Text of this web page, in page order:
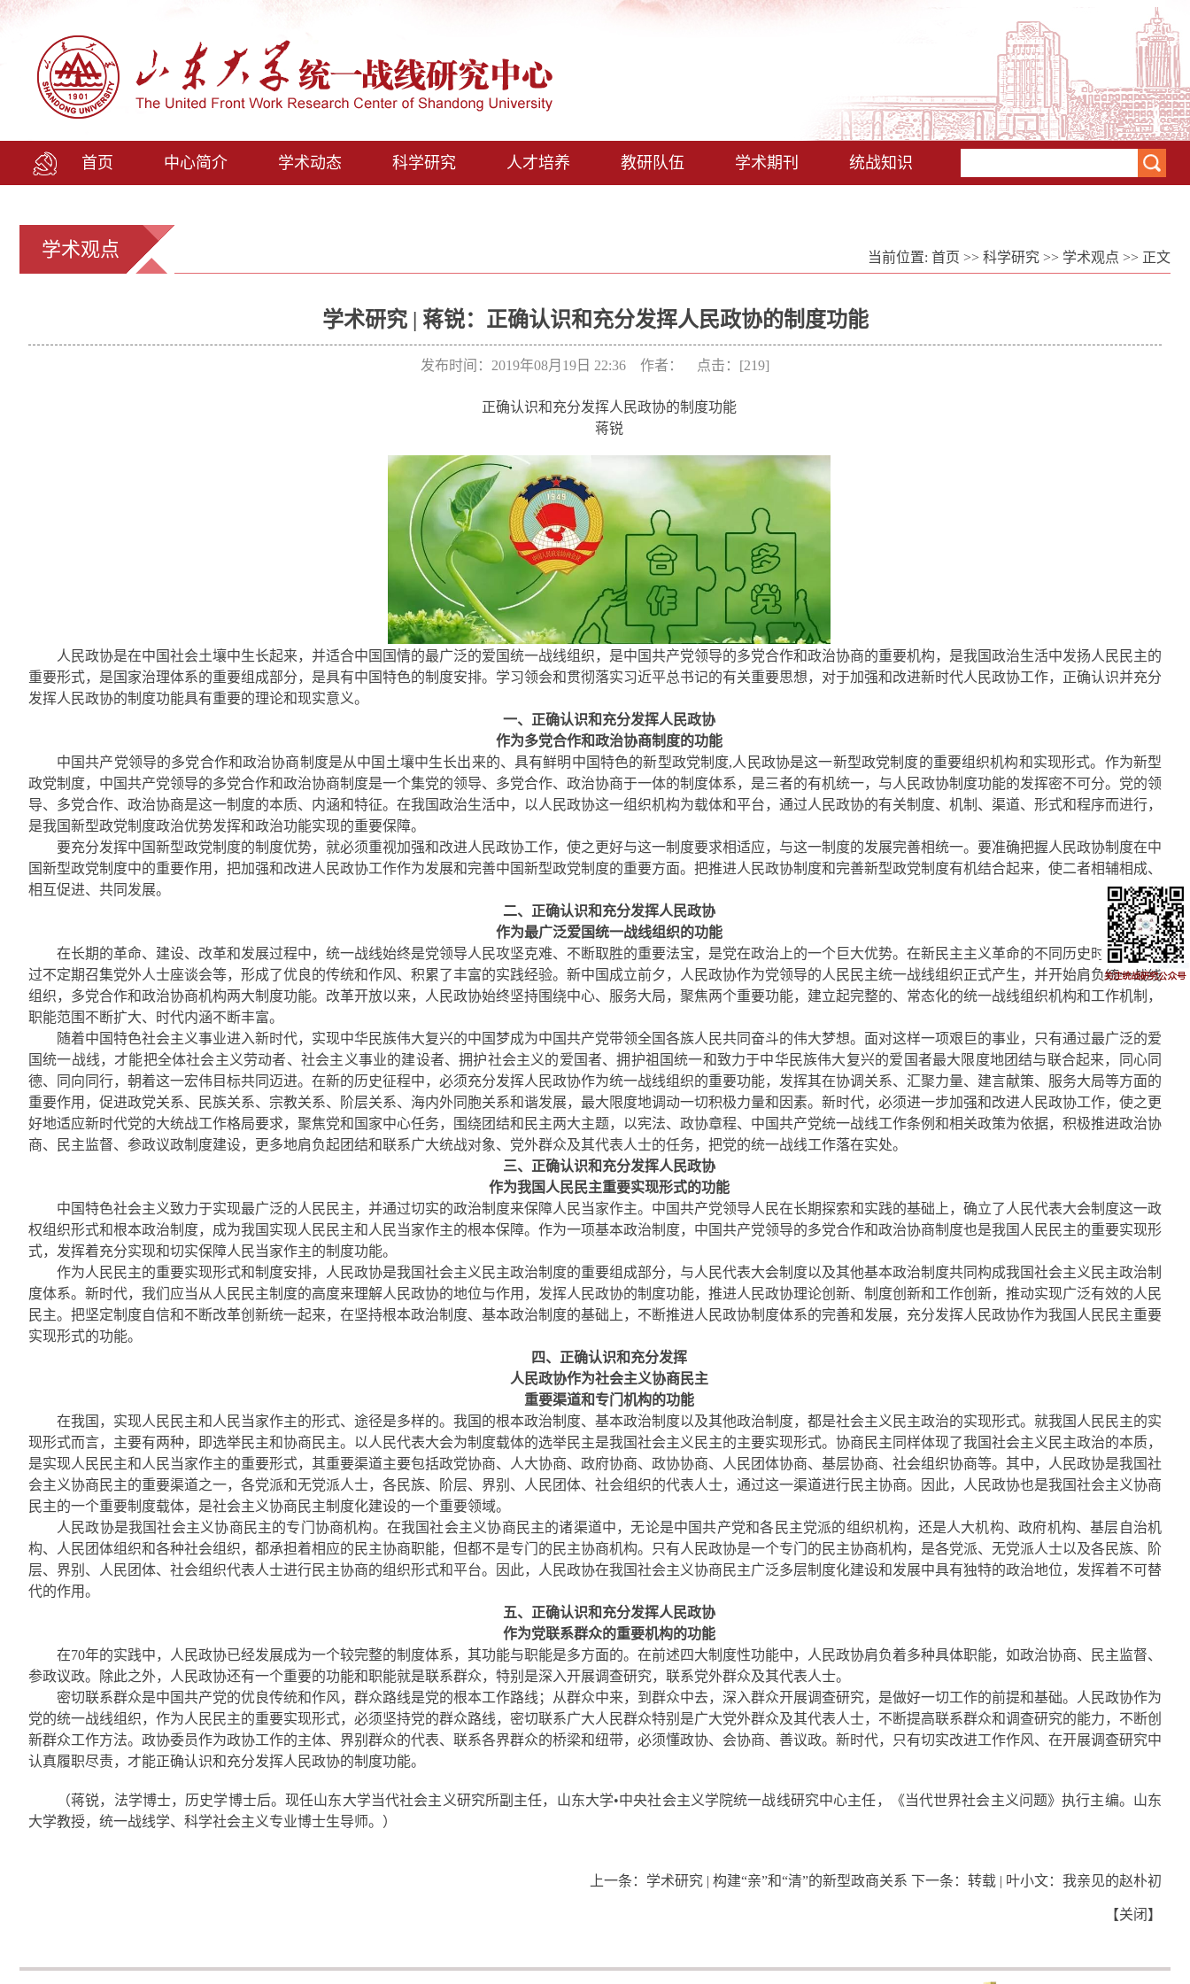
首页 中心简介 学术动态 科学研究 人才培养 教研队伍 学术期刊 统战知识
学术观点 当前位置: 首页 >> 科学研究 >> 学术观点 >> 正文
学术研究 | 蒋锐：正确认识和充分发挥人民政协的制度功能
发布时间：2019年08月19日 22:36 作者： 点击：[219]
正确认识和充分发挥人民政协的制度功能
蒋锐
人民政协是在中国社会土壤中生长起来，并适合中国国情的最广泛的爱国统一战线组织，是中国共产党领导的多党合作和政治协商的重要机构，是我国政治生活中发扬人民民主的
重要形式，是国家治理体系的重要组成部分，是具有中国特色的制度安排。学习领会和贯彻落实习近平总书记的有关重要思想，对于加强和改进新时代人民政协工作，正确认识并充分
发挥人民政协的制度功能具有重要的理论和现实意义。
一、正确认识和充分发挥人民政协
作为多党合作和政治协商制度的功能
中国共产党领导的多党合作和政治协商制度是从中国土壤中生长出来的、具有鲜明中国特色的新型政党制度,人民政协是这一新型政党制度的重要组织机构和实现形式。作为新型
政党制度，中国共产党领导的多党合作和政治协商制度是一个集党的领导、多党合作、政治协商于一体的制度体系，是三者的有机统一，与人民政协制度功能的发挥密不可分。党的领
导、多党合作、政治协商是这一制度的本质、内涵和特征。在我国政治生活中，以人民政协这一组织机构为载体和平台，通过人民政协的有关制度、机制、渠道、形式和程序而进行，
是我国新型政党制度政治优势发挥和政治功能实现的重要保障。
要充分发挥中国新型政党制度的制度优势，就必须重视加强和改进人民政协工作，使之更好与这一制度要求相适应，与这一制度的发展完善相统一。要准确把握人民政协制度在中
国新型政党制度中的重要作用，把加强和改进人民政协工作作为发展和完善中国新型政党制度的重要方面。把推进人民政协制度和完善新型政党制度有机结合起来，使二者相辅相成、
相互促进、共同发展。
二、正确认识和充分发挥人民政协
作为最广泛爱国统一战线组织的功能
在长期的革命、建设、改革和发展过程中，统一战线始终是党领导人民攻坚克难、不断取胜的重要法宝，是党在政治上的一个巨大优势。在新民主主义革命的不同历史时期，党通
过不定期召集党外人士座谈会等，形成了优良的传统和作风、积累了丰富的实践经验。新中国成立前夕，人民政协作为党领导的人民民主统一战线组织正式产生，并开始肩负统一战线
组织，多党合作和政治协商机构两大制度功能。改革开放以来，人民政协始终坚持围绕中心、服务大局，聚焦两个重要功能，建立起完整的、常态化的统一战线组织机构和工作机制，
职能范围不断扩大、时代内涵不断丰富。
随着中国特色社会主义事业进入新时代，实现中华民族伟大复兴的中国梦成为中国共产党带领全国各族人民共同奋斗的伟大梦想。面对这样一项艰巨的事业，只有通过最广泛的爱
国统一战线，才能把全体社会主义劳动者、社会主义事业的建设者、拥护社会主义的爱国者、拥护祖国统一和致力于中华民族伟大复兴的爱国者最大限度地团结与联合起来，同心同
德、同向同行，朝着这一宏伟目标共同迈进。在新的历史征程中，必须充分发挥人民政协作为统一战线组织的重要功能，发挥其在协调关系、汇聚力量、建言献策、服务大局等方面的
重要作用，促进政党关系、民族关系、宗教关系、阶层关系、海内外同胞关系和谐发展，最大限度地调动一切积极力量和因素。新时代，必须进一步加强和改进人民政协工作，使之更
好地适应新时代党的大统战工作格局要求，聚焦党和国家中心任务，围绕团结和民主两大主题，以宪法、政协章程、中国共产党统一战线工作条例和相关政策为依据，积极推进政治协
商、民主监督、参政议政制度建设，更多地肩负起团结和联系广大统战对象、党外群众及其代表人士的任务，把党的统一战线工作落在实处。
三、正确认识和充分发挥人民政协
作为我国人民民主重要实现形式的功能
中国特色社会主义致力于实现最广泛的人民民主，并通过切实的政治制度来保障人民当家作主。中国共产党领导人民在长期探索和实践的基础上，确立了人民代表大会制度这一政
权组织形式和根本政治制度，成为我国实现人民民主和人民当家作主的根本保障。作为一项基本政治制度，中国共产党领导的多党合作和政治协商制度也是我国人民民主的重要实现形
式，发挥着充分实现和切实保障人民当家作主的制度功能。
作为人民民主的重要实现形式和制度安排，人民政协是我国社会主义民主政治制度的重要组成部分，与人民代表大会制度以及其他基本政治制度共同构成我国社会主义民主政治制
度体系。新时代，我们应当从人民民主制度的高度来理解人民政协的地位与作用，发挥人民政协的制度功能，推进人民政协理论创新、制度创新和工作创新，推动实现广泛有效的人民
民主。把坚定制度自信和不断改革创新统一起来，在坚持根本政治制度、基本政治制度的基础上，不断推进人民政协制度体系的完善和发展，充分发挥人民政协作为我国人民民主重要
实现形式的功能。
四、正确认识和充分发挥
人民政协作为社会主义协商民主
重要渠道和专门机构的功能
在我国，实现人民民主和人民当家作主的形式、途径是多样的。我国的根本政治制度、基本政治制度以及其他政治制度，都是社会主义民主政治的实现形式。就我国人民民主的实
现形式而言，主要有两种，即选举民主和协商民主。以人民代表大会为制度载体的选举民主是我国社会主义民主的主要实现形式。协商民主同样体现了我国社会主义民主政治的本质，
是实现人民民主和人民当家作主的重要形式，其重要渠道主要包括政党协商、人大协商、政府协商、政协协商、人民团体协商、基层协商、社会组织协商等。其中，人民政协是我国社
会主义协商民主的重要渠道之一，各党派和无党派人士，各民族、阶层、界别、人民团体、社会组织的代表人士，通过这一渠道进行民主协商。因此，人民政协也是我国社会主义协商
民主的一个重要制度载体，是社会主义协商民主制度化建设的一个重要领域。
人民政协是我国社会主义协商民主的专门协商机构。在我国社会主义协商民主的诸渠道中，无论是中国共产党和各民主党派的组织机构，还是人大机构、政府机构、基层自治机
构、人民团体组织和各种社会组织，都承担着相应的民主协商职能，但都不是专门的民主协商机构。只有人民政协是一个专门的民主协商机构，是各党派、无党派人士以及各民族、阶
层、界别、人民团体、社会组织代表人士进行民主协商的组织形式和平台。因此，人民政协在我国社会主义协商民主广泛多层制度化建设和发展中具有独特的政治地位，发挥着不可替
代的作用。
五、正确认识和充分发挥人民政协
作为党联系群众的重要机构的功能
在70年的实践中，人民政协已经发展成为一个较完整的制度体系，其功能与职能是多方面的。在前述四大制度性功能中，人民政协肩负着多种具体职能，如政治协商、民主监督、
参政议政。除此之外，人民政协还有一个重要的功能和职能就是联系群众，特别是深入开展调查研究，联系党外群众及其代表人士。
密切联系群众是中国共产党的优良传统和作风，群众路线是党的根本工作路线；从群众中来，到群众中去，深入群众开展调查研究，是做好一切工作的前提和基础。人民政协作为
党的统一战线组织，作为人民民主的重要实现形式，必须坚持党的群众路线，密切联系广大人民群众特别是广大党外群众及其代表人士，不断提高联系群众和调查研究的能力，不断创
新群众工作方法。政协委员作为政协工作的主体、界别群众的代表、联系各界群众的桥梁和纽带，必须懂政协、会协商、善议政。新时代，只有切实改进工作作风、在开展调查研究中
认真履职尽责，才能正确认识和充分发挥人民政协的制度功能。
（蒋锐，法学博士，历史学博士后。现任山东大学当代社会主义研究所副主任，山东大学•中央社会主义学院统一战线研究中心主任，《当代世界社会主义问题》执行主编。山东
大学教授，统一战线学、科学社会主义专业博士生导师。）
上一条： 学术研究 | 构建“亲”和“清”的新型政商关系 下一条： 转载 | 叶小文：我亲见的赵朴初
【关闭 】